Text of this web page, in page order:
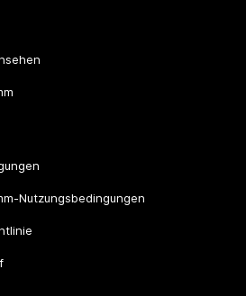
Nutzungsbedingungen